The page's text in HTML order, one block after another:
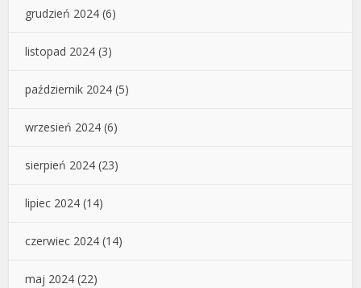
grudzień 2024 (6)
listopad 2024 (3)
październik 2024 (5)
wrzesień 2024 (6)
sierpień 2024 (23)
lipiec 2024 (14)
czerwiec 2024 (14)
maj 2024 (22)